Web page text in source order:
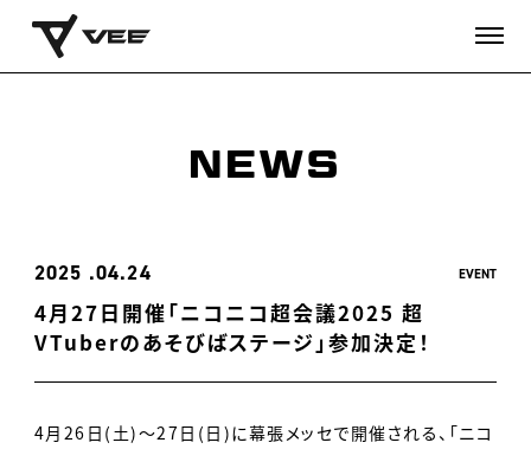
NEWS
2025 04.24 EVENT
4月27日開催「ニコニコ超会議2025 超
VTuberのあそびばステージ」参加決定！
4月26日(土)〜27日(日)に幕張メッセで開催される、「ニコ